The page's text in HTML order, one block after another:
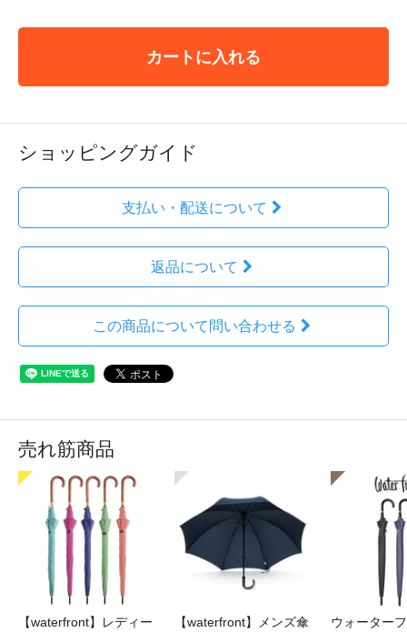
カートに入れる
ショッピングガイド
支払い・配送について
返品について
この商品について問い合わせる
売れ筋商品
【waterfront】レディー
【waterfront】メンズ傘
ウォーター